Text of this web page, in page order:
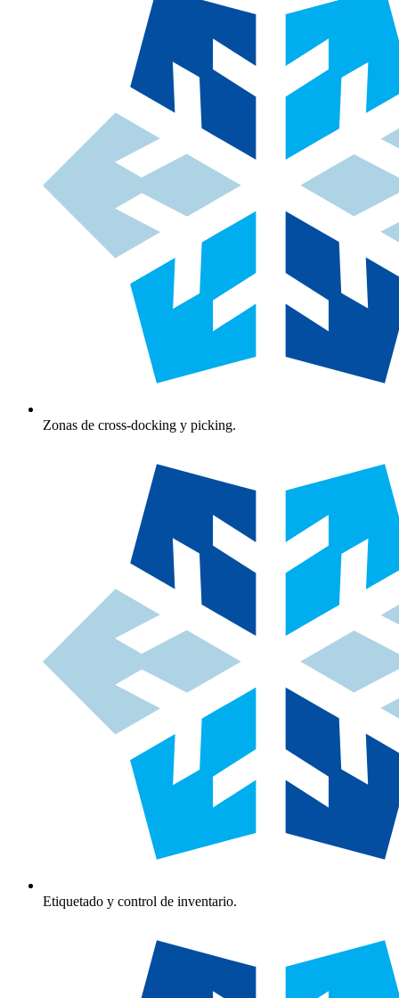
Zonas de cross-docking y picking.
Etiquetado y control de inventario.